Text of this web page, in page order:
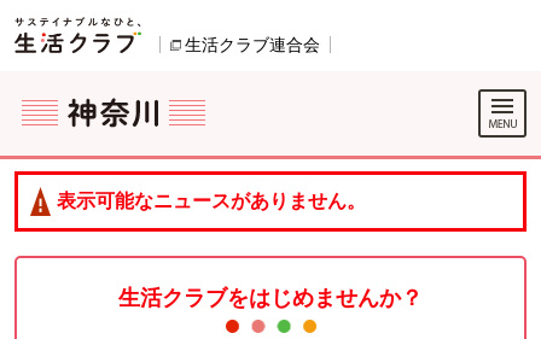
ページの先頭です。
生活クラブ連合会
ここからサイト内共通メニューです。
サイト内共通メニューをスキップする
サイト内共通メニューここまで。
表示可能なニュースがありません。
生活クラブをはじめませんか？